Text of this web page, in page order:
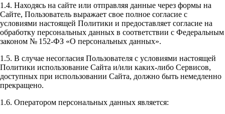
1.4. Находясь на сайте или отправляя данные через формы на
Сайте, Пользователь выражает свое полное согласие с
условиями настоящей Политики и предоставляет согласие на
обработку персональных данных в соответствии с Федеральным
законом № 152-ФЗ «О персональных данных».
1.5. В случае несогласия Пользователя с условиями настоящей
Политики использование Сайта и/или каких-либо Сервисов,
доступных при использовании Сайта, должно быть немедленно
прекращено.
1.6. Оператором персональных данных является: